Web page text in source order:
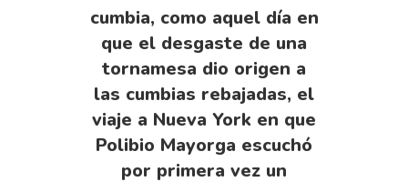
cumbia, como aquel día en
que el desgaste de una
tornamesa dio origen a
las cumbias rebajadas, el
viaje a Nueva York en que
Polibio Mayorga escuchó
por primera vez un